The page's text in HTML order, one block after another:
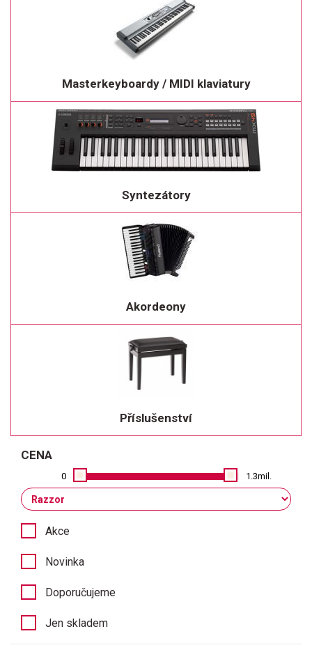
Masterkeyboardy / MIDI klaviatury
Syntezátory
Akordeony
Příslušenství
CENA
0 1.3mil.
Akce
Novinka
Doporučujeme
Jen skladem